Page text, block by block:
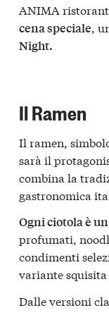
ANIMA
cena speciale,
Night.
Il Ramen
Il ramen,
sarà il
combina la
gastronomica
Ogni ciotola è
profumati,
condimenti
variante
Dalle versioni